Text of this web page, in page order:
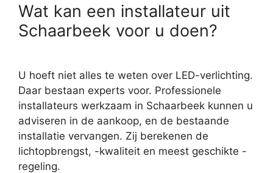
Wat kan een installateur uit
Schaarbeek voor u doen?
U hoeft niet alles te weten over LED-verlichting.
Daar bestaan experts voor. Professionele
installateurs werkzaam in Schaarbeek kunnen u
adviseren in de aankoop, en de bestaande
installatie vervangen. Zij berekenen de
lichtopbrengst, -kwaliteit en meest geschikte -
regeling.